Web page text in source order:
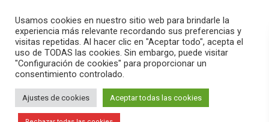
search menu pause PLAY
julio 25, 2020
6 positivos entre las 408 pruebas
PCR que se hicieron a principios de
semana en Santa Pola
Usamos cookies en nuestro sitio web para brindarle la
experiencia más relevante recordando sus preferencias y
visitas repetidas. Al hacer clic en "Aceptar todo", acepta el
uso de TODAS las cookies. Sin embargo, puede visitar
"Configuración de cookies" para proporcionar un
consentimiento controlado.
Ajustes de cookies Aceptar todas las cookies